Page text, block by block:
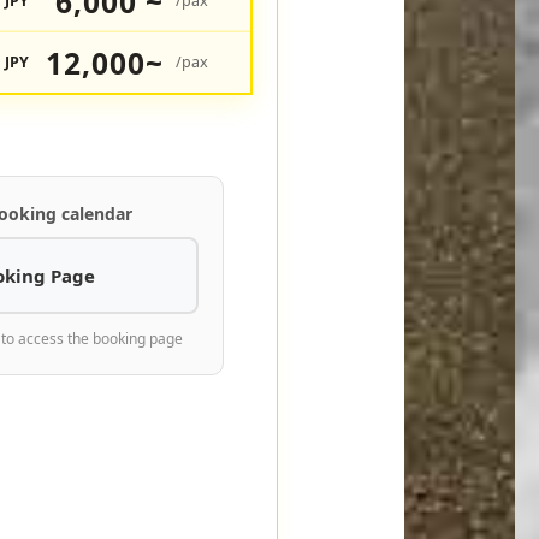
JPY 12,000~ /pax
calendar
Page
access the booking page